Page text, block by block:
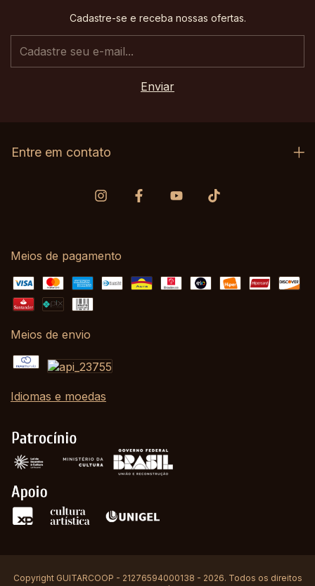
Cadastre-se e receba nossas ofertas.
Entre em contato
Meios de pagamento
Meios de envio
Idiomas e moedas
Copyright GUITARCOOP - 21276594000138 - 2026. Todos os direitos